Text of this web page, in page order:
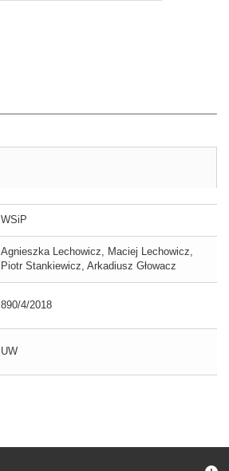
WSiP
Agnieszka Lechowicz, Maciej Lechowicz,
Piotr Stankiewicz, Arkadiusz Głowacz
890/4/2018
UW